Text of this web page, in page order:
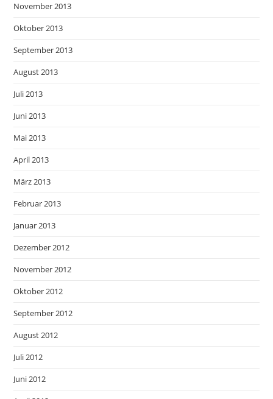
November 2013
Oktober 2013
September 2013
August 2013
Juli 2013
Juni 2013
Mai 2013
April 2013
März 2013
Februar 2013
Januar 2013
Dezember 2012
November 2012
Oktober 2012
September 2012
August 2012
Juli 2012
Juni 2012